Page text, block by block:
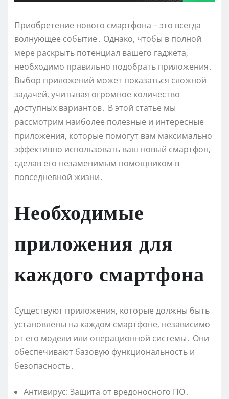
Приобретение нового смартфона – это всегда
волнующее событие․ Однако‚ чтобы в полной
мере раскрыть потенциал вашего гаджета‚
необходимо правильно подобрать приложения․
Выбор приложений может показаться сложной
задачей‚ учитывая огромное количество
доступных вариантов․ В этой статье мы
рассмотрим наиболее полезные и интересные
приложения‚ которые помогут вам максимально
эффективно использовать ваш новый смартфон‚
сделав его незаменимым помощником в
повседневной жизни․
Необходимые
приложения для
каждого смартфона
Существуют приложения‚ которые должны быть
установлены на каждом смартфоне‚ независимо
от его модели или операционной системы․ Они
обеспечивают базовую функциональность и
безопасность․
Антивирус: Защита от вредоносного ПО․